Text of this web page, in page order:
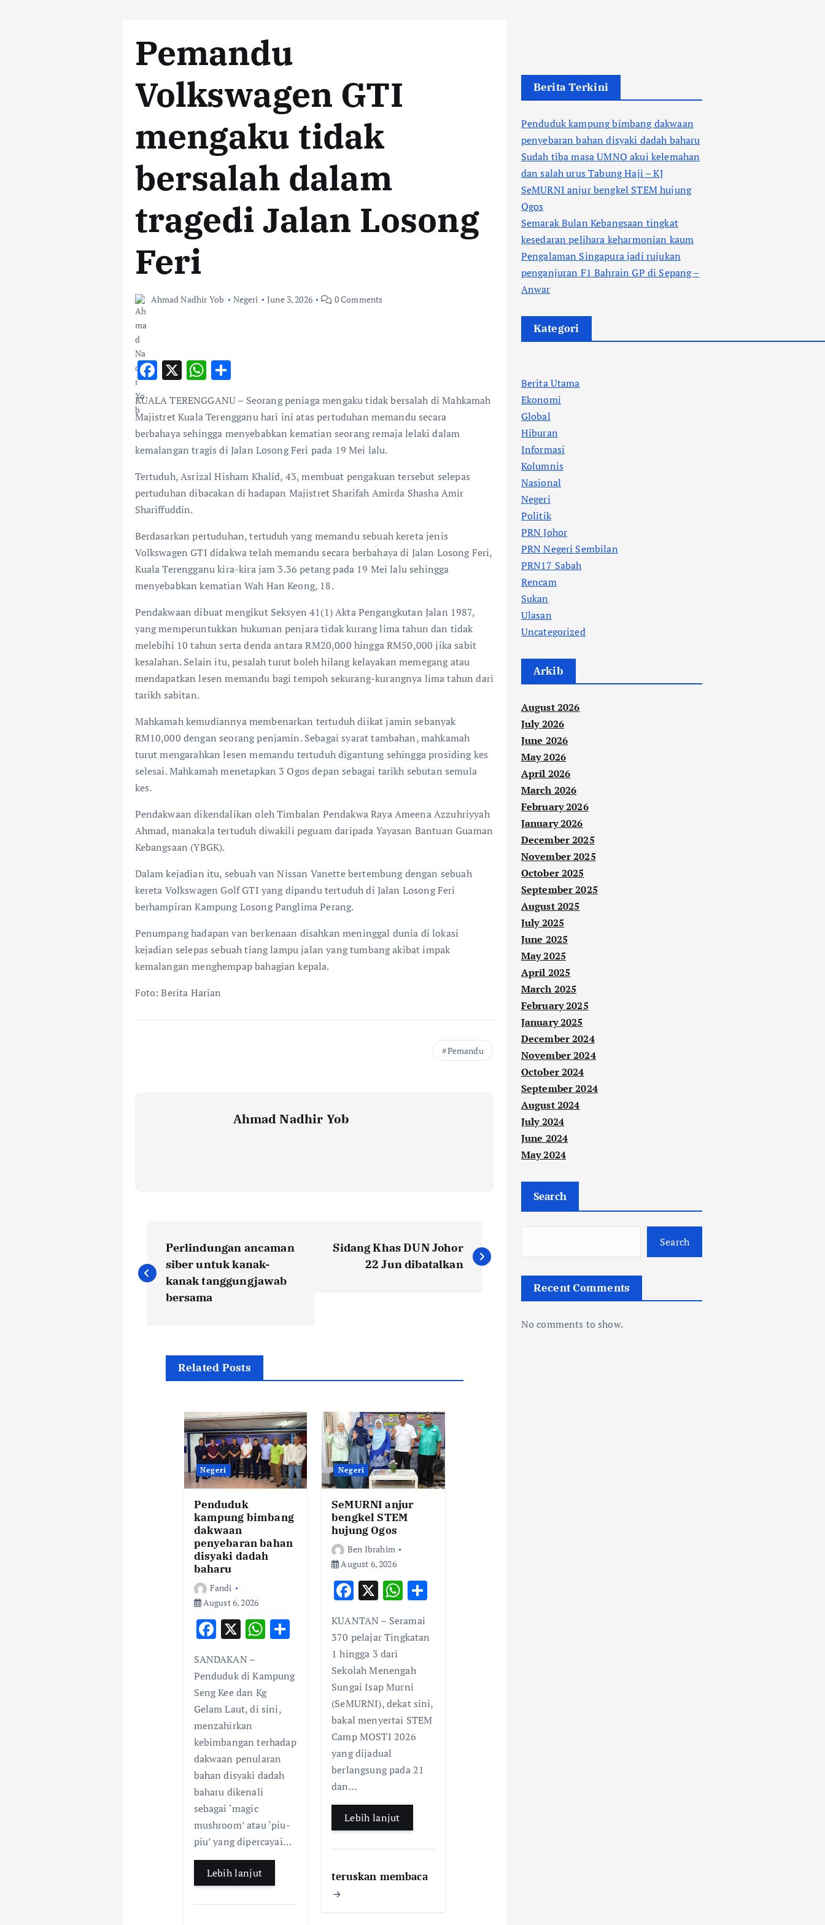
Pemandu
Volkswagen GTI
mengaku tidak
bersalah dalam
tragedi Jalan Losong
Feri
Ahmad Nadhir Yob Negeri June 3, 2026 0 Comments
F
e
b
o
o
k
X W
at
s
A
p
p
S
ar
e
KUALA TERENGGANU – Seorang peniaga mengaku tidak bersalah di Mahkamah
Majistret Kuala Terengganu hari ini atas pertuduhan memandu secara
berbahaya sehingga menyebabkan kematian seorang remaja lelaki dalam
kemalangan tragis di Jalan Losong Feri pada 19 Mei lalu.
Tertuduh, Asrizal Hisham Khalid, 43, membuat pengakuan tersebut selepas
pertuduhan dibacakan di hadapan Majistret Sharifah Amirda Shasha Amir
Shariffuddin.
Berdasarkan pertuduhan, tertuduh yang memandu sebuah kereta jenis
Volkswagen GTI didakwa telah memandu secara berbahaya di Jalan Losong Feri,
Kuala Terengganu kira-kira jam 3.36 petang pada 19 Mei lalu sehingga
menyebabkan kematian Wah Han Keong, 18.
Pendakwaan dibuat mengikut Seksyen 41(1) Akta Pengangkutan Jalan 1987,
yang memperuntukkan hukuman penjara tidak kurang lima tahun dan tidak
melebihi 10 tahun serta denda antara RM20,000 hingga RM50,000 jika sabit
kesalahan. Selain itu, pesalah turut boleh hilang kelayakan memegang atau
mendapatkan lesen memandu bagi tempoh sekurang-kurangnya lima tahun dari
tarikh sabitan.
Mahkamah kemudiannya membenarkan tertuduh diikat jamin sebanyak
RM10,000 dengan seorang penjamin. Sebagai syarat tambahan, mahkamah
turut mengarahkan lesen memandu tertuduh digantung sehingga prosiding kes
selesai. Mahkamah menetapkan 3 Ogos depan sebagai tarikh sebutan semula
kes.
Pendakwaan dikendalikan oleh Timbalan Pendakwa Raya Ameena Azzuhriyyah
Ahmad, manakala tertuduh diwakili peguam daripada Yayasan Bantuan Guaman
Kebangsaan (YBGK).
Dalam kejadian itu, sebuah van Nissan Vanette bertembung dengan sebuah
kereta Volkswagen Golf GTI yang dipandu tertuduh di Jalan Losong Feri
berhampiran Kampung Losong Panglima Perang.
Penumpang hadapan van berkenaan disahkan meninggal dunia di lokasi
kejadian selepas sebuah tiang lampu jalan yang tumbang akibat impak
kemalangan menghempap bahagian kepala.
Foto: Berita Harian
Pemandu
Ahmad Nadhir Yob
o
Perlindungan ancaman
siber untuk kanak-
kanak tanggungjawab
bersama
Sidang Khas DUN Johor
22 Jun dibatalkan
Related Posts
Negeri
Penduduk
kampung bimbang
dakwaan
penyebaran bahan
disyaki dadah
baharu
Fandi
August 6, 2026
F
e
b
o
o
k
X W
at
s
A
p
S
ar
e
SANDAKAN –
Penduduk di Kampung
Seng Kee dan Kg
Gelam Laut, di sini,
menzahirkan
kebimbangan terhadap
dakwaan penularan
bahan disyaki dadah
baharu dikenali
sebagai ‘magic
mushroom’ atau ‘piu-
piu’ yang dipercayai…
Lebih lanjut
Negeri
SeMURNI anjur
bengkel STEM
hujung Ogos
Ben Ibrahim
August 6, 2026
F
e
b
o
o
k
X W
at
s
A
p
p
ar
e
KUANTAN – Seramai
370 pelajar Tingkatan
1 hingga 3 dari
Sekolah Menengah
Sungai Isap Murni
(SeMURNI), dekat sini,
bakal menyertai STEM
Camp MOSTI 2026
yang dijadual
berlangsung pada 21
dan…
Lebih lanjut
teruskan membaca
Berita Terkini
Penduduk kampung bimbang dakwaan
penyebaran bahan disyaki dadah baharu
Sudah tiba masa UMNO akui kelemahan
dan salah urus Tabung Haji – KJ
SeMURNI anjur bengkel STEM hujung
Ogos
Semarak Bulan Kebangsaan tingkat
kesedaran pelihara keharmonian kaum
Pengalaman Singapura jadi rujukan
penganjuran F1 Bahrain GP di Sepang –
Anwar
Kategori
Berita Utama
Ekonomi
Global
Hiburan
Informasi
Kolumnis
Nasional
Negeri
Politik
PRN Johor
PRN Negeri Sembilan
PRN17 Sabah
Rencam
Sukan
Ulasan
Uncategorized
Arkib
August 2026
July 2026
June 2026
May 2026
April 2026
March 2026
February 2026
January 2026
December 2025
November 2025
October 2025
September 2025
August 2025
July 2025
June 2025
May 2025
April 2025
March 2025
February 2025
January 2025
December 2024
November 2024
October 2024
September 2024
August 2024
July 2024
June 2024
May 2024
Search
Search
Recent Comments
No comments to show.